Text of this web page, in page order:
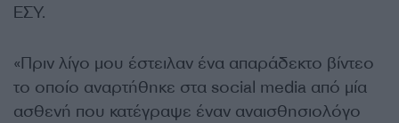
ΕΣΥ.
«Πριν λίγο μου έστειλαν ένα απαράδεκτο βίντεο
το οποίο αναρτήθηκε στα social media από μία
ασθενή που κατέγραψε έναν αναισθησιολόγο